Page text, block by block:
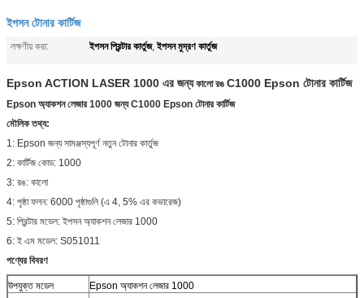
ইপসন টোনার কার্টিজ
লক্ষণীয় করা: ইপসন প্রিন্টার কার্তুজ, ইপসন মুদ্রণ কার্তুজ
Epson ACTION LASER 1000 এর জন্যকালো রঙ C1000 Epson টোনার কার্টিজ
Epson অ্যাকশন লেজার 1000 জন্য C1000 Epson টোনার কার্টিজ
মৌলিক তথ্য:
1: Epson জন্য সামঞ্জস্যপূর্ণ নতুন টোনার কার্তুজ
2: কার্টিজ কোড: 1000
3: রঙ: কালো
4: পৃষ্ঠা ফলন: 6000 পৃষ্ঠাগুলি (এ 4, 5% এর কভারেজ)
5: প্রিন্টার মডেল: ইপসন অ্যাকশন লেজার 1000
6: ই এম মডেল: S051011
পণ্যের বিবরণ
উপযুক্ত মডেল
Epson অ্যাকশন লেজার 1000